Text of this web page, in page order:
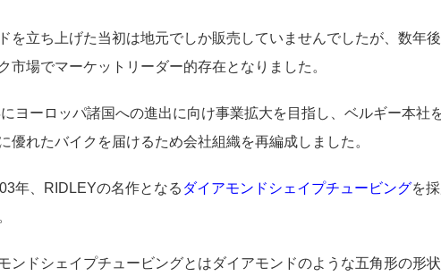
を立ち上げた当初は地元でしか販売していませんでしたが、数年
市場でマーケットリーダー的存在となりました。
ヨーロッパ諸国への進出に向け事業拡大を目指し、ベルギー本社
優れたバイクを届けるため会社組織を再編成しました。
年、RIDLEYの名作となる ダイアモンドシェイプチュービングを
ンドシェイプチュービングとはダイアモンドのような五角形の形